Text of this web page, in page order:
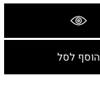
הוסף לסל